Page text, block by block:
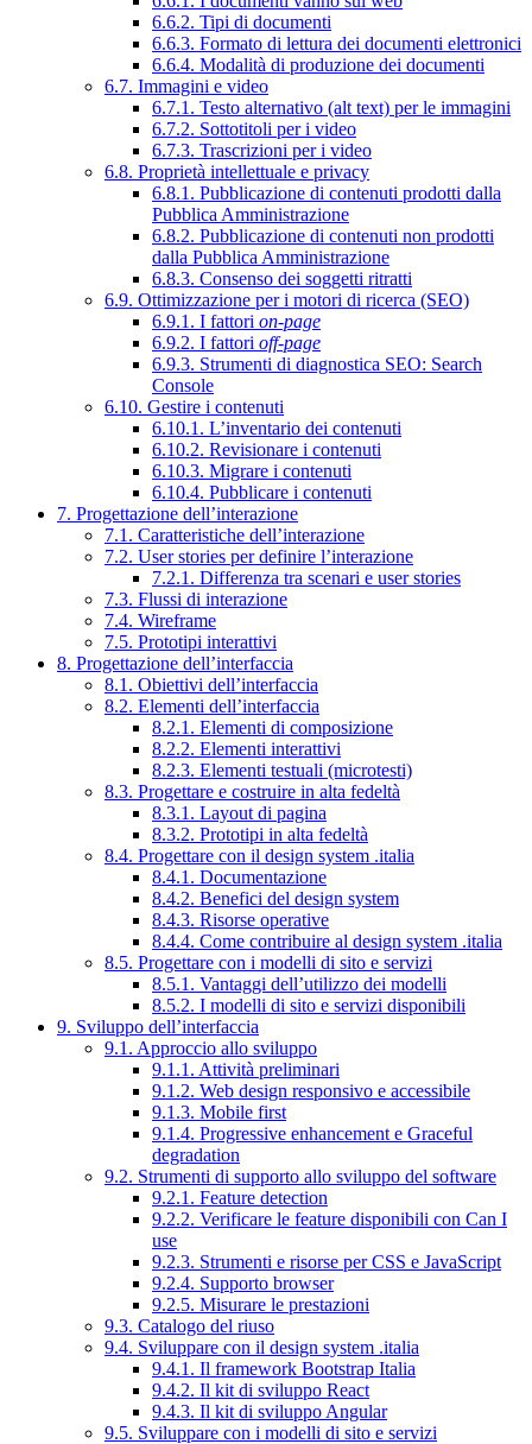
6.6.2. Tipi di documenti
6.6.3. Formato di lettura dei documenti elettronici
6.6.4. Modalità di produzione dei documenti
6.7. Immagini e video
6.7.1. Testo alternativo (alt text) per le immagini
6.7.2. Sottotitoli per i video
6.7.3. Trascrizioni per i video
6.8. Proprietà intellettuale e privacy
6.8.1. Pubblicazione di contenuti prodotti dalla
Pubblica Amministrazione
6.8.2. Pubblicazione di contenuti non prodotti
dalla Pubblica Amministrazione
6.8.3. Consenso dei soggetti ritratti
6.9. Ottimizzazione per i motori di ricerca (SEO)
6.9.1. I fattori on-page
6.9.2. I fattori off-page
6.9.3. Strumenti di diagnostica SEO: Search
Console
6.10. Gestire i contenuti
6.10.1. L’inventario dei contenuti
6.10.2. Revisionare i contenuti
6.10.3. Migrare i contenuti
6.10.4. Pubblicare i contenuti
7. Progettazione dell’interazione
7.1. Caratteristiche dell’interazione
7.2. User stories per definire l’interazione
7.2.1. Differenza tra scenari e user stories
7.3. Flussi di interazione
7.4. Wireframe
7.5. Prototipi interattivi
8. Progettazione dell’interfaccia
8.1. Obiettivi dell’interfaccia
8.2. Elementi dell’interfaccia
8.2.1. Elementi di composizione
8.2.2. Elementi interattivi
8.2.3. Elementi testuali (microtesti)
8.3. Progettare e costruire in alta fedeltà
8.3.1. Layout di pagina
8.3.2. Prototipi in alta fedeltà
8.4. Progettare con il design system .italia
8.4.1. Documentazione
8.4.2. Benefici del design system
8.4.3. Risorse operative
8.4.4. Come contribuire al design system .italia
8.5. Progettare con i modelli di sito e servizi
8.5.1. Vantaggi dell’utilizzo dei modelli
8.5.2. I modelli di sito e servizi disponibili
9. Sviluppo dell’interfaccia
9.1. Approccio allo sviluppo
9.1.1. Attività preliminari
9.1.2. Web design responsivo e accessibile
9.1.3. Mobile first
9.1.4. Progressive enhancement e Graceful
degradation
9.2. Strumenti di supporto allo sviluppo del software
9.2.1. Feature detection
9.2.2. Verificare le feature disponibili con Can I
use
9.2.3. Strumenti e risorse per CSS e JavaScript
9.2.4. Supporto browser
9.2.5. Misurare le prestazioni
9.3. Catalogo del riuso
9.4. Sviluppare con il design system .italia
9.4.1. Il framework Bootstrap Italia
9.4.2. Il kit di sviluppo React
9.4.3. Il kit di sviluppo Angular
9.5. Sviluppare con i modelli di sito e servizi